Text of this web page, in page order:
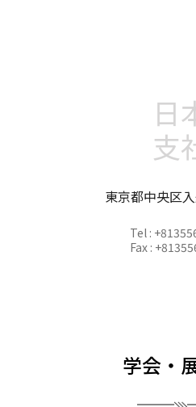
日
支
東京都中央区
Tel :
Fax :
学会・